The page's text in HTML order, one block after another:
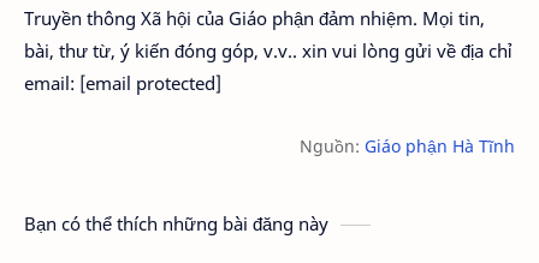
Truyền thông Xã hội của Giáo phận đảm nhiệm. Mọi tin,
bài, thư từ, ý kiến đóng góp, v.v.. xin vui lòng gửi về địa chỉ
email: [email protected]
Nguồn: Giáo phận Hà Tĩnh
Bạn có thể thích những bài đăng này